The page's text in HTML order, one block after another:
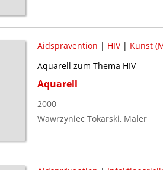
Aidsprävention | HIV| Kunst
Aquarell zum Thema HIV
Aquarell
2000
Wawrzyniec Tokarski, Maler